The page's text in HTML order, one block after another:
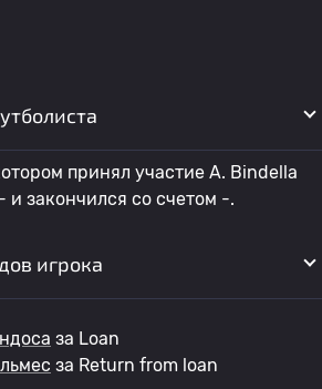
принял участие A. Bindella
и закончился со счетом -.
игрока
за Loan
за Return from loan